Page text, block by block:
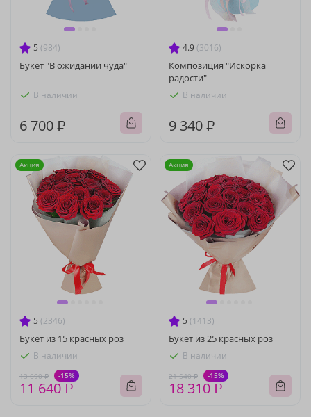
5 (984)
Букет "В ожидании чуда"
В наличии
6 700 ₽
4.9 (3016)
Композиция "Искорка
радости"
В наличии
9 340 ₽
5 (2346)
Букет из 15 красных роз
В наличии
13 690 ₽ -15%
11 640 ₽
Акция
5 (1413)
Букет из 25 красных роз
В наличии
21 540 ₽ -15%
18 310 ₽
Акция